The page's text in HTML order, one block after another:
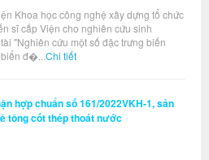
Khoa học công nghệ xây dựng tổ chức
sĩ cấp Viện cho nghiên cứu sinh
"Nghiên cứu một số đặc trưng biến
đ�... Chi tiết
hợp chuẩn số 161/2022VKH-1, sản
tông cốt thép thoát nước